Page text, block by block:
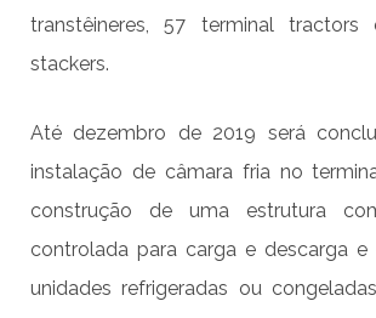
transtêineres, 57 terminal
stackers.
Até dezembro de 2019 será
instalação de câmara fria no
construção de uma estrutura
controlada para carga e descarga e
unidades refrigeradas ou